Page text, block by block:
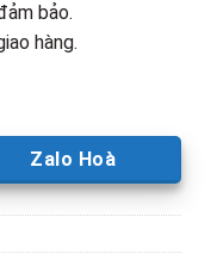
bảo.
hàng.
Zalo Hoà